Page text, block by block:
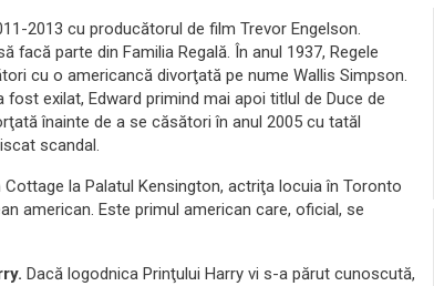
2013 cu producătorul de film Trevor Engelson.
parte din Familia Regală. În anul 1937, Regele
cu o americancă divorţată pe nume Wallis Simpson.
exilat, Edward primind mai apoi titlul de Duce de
înainte de a se căsători în anul 2005 cu tatăl
scandal.
la Palatul Kensington, actriţa locuia în Toronto
american. Este primul american care, oficial, se
Dacă logodnica Prinţului Harry vi s-a părut cunoscută,